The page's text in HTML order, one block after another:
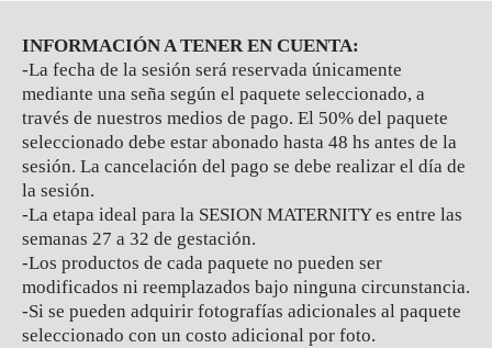
INFORMACIÓN A TENER EN CUENTA:
-La fecha de la sesión será reservada únicamente
mediante una seña según el paquete seleccionado, a
través de nuestros medios de pago. El 50% del paquete
seleccionado debe estar abonado hasta 48 hs antes de la
sesión. La cancelación del pago se debe realizar el día de
la sesión.
-La etapa ideal para la SESION MATERNITY es entre las
semanas 27 a 32 de gestación.
-Los productos de cada paquete no pueden ser
modificados ni reemplazados bajo ninguna circunstancia.
-Si se pueden adquirir fotografías adicionales al paquete
seleccionado con un costo adicional por foto.